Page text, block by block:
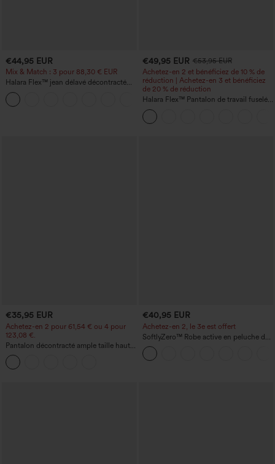
€44,95 EUR
Mix & Match : 3 pour 88,30 € EUR
Halara Flex™ jean délavé décontracté
taille haute à poches, coupe baggy à
jambe large
+2
€49,95 EUR €53,95 EUR
Achetez-en 2 et bénéficiez de 10 % de
réduction | Achetez-en 3 et bénéficiez
de 20 % de réduction
Halara Flex™ Pantalon de travail fuselé,
uni, taille haute, avec poches
€35,95 EUR
Achetez-en 2 pour 61,54 € ou 4 pour
123,08 €.
Pantalon décontracté ample taille haute
à jambes larges, avec poches
€40,95 EUR
Achetez-en 2, le 3e est offert
SoftlyZero™ Robe active en peluche dos
nu — Édition Hyper Facile